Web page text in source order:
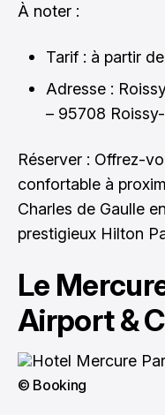
À noter :
Tarif : à partir
Adresse :
– 95708
Réserver : Offrez-
confortable à
Charles de Gaulle
prestigieux Hilton
Le
Airport &
© Booking